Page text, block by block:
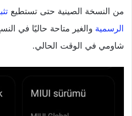
من النسخة الصينية حتى تستطيع
الرسمية والغير متاحة حاليًا في
شاومي في الوقت الحالي.